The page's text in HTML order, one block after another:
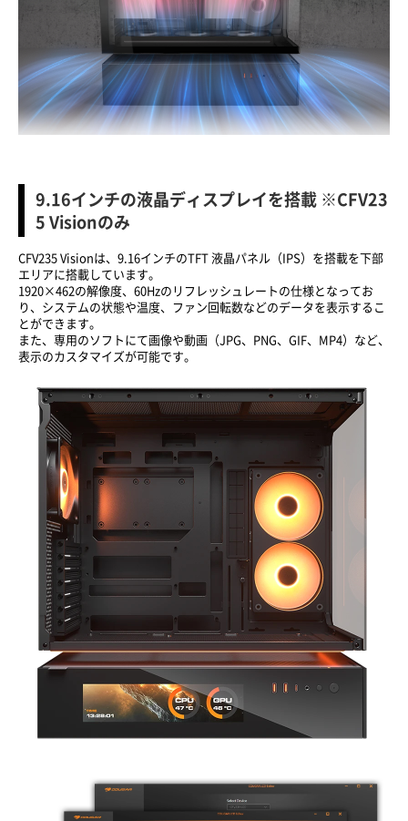
9.16インチの液晶ディスプレイを搭載 ※CFV23
5 Visionのみ
CFV235 Visionは、9.16インチのTFT 液晶パネル（IPS）を搭載を下部
エリアに搭載しています。
1920×462の解像度、60Hzのリフレッシュレートの仕様となってお
り、システムの状態や温度、ファン回転数などのデータを表示するこ
とができます。
また、専用のソフトにて画像や動画（JPG、PNG、GIF、MP4）など、
表示のカスタマイズが可能です。